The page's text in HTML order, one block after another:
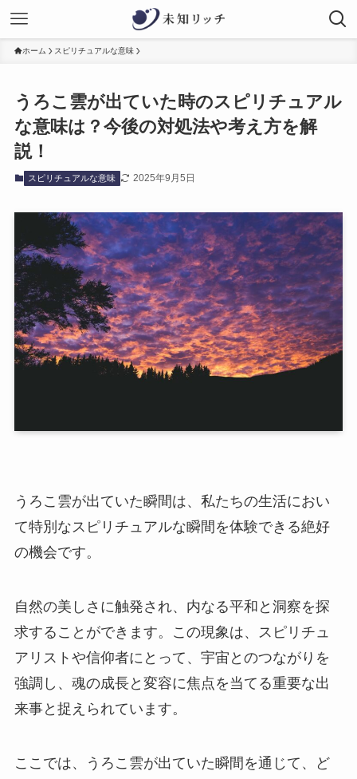
ホーム スピリチュアルな意味
うろこ雲が出ていた時のスピリチュアル
な意味は？今後の対処法や考え方を解
説！
スピリチュアルな意味 2025年9月5日
うろこ雲が出ていた瞬間は、私たちの生活におい
て特別なスピリチュアルな瞬間を体験できる絶好
の機会です。
自然の美しさに触発され、内なる平和と洞察を探
求することができます。この現象は、スピリチュ
アリストや信仰者にとって、宇宙とのつながりを
強調し、魂の成長と変容に焦点を当てる重要な出
来事と捉えられています。
ここでは、うろこ雲が出ていた瞬間を通じて、ど